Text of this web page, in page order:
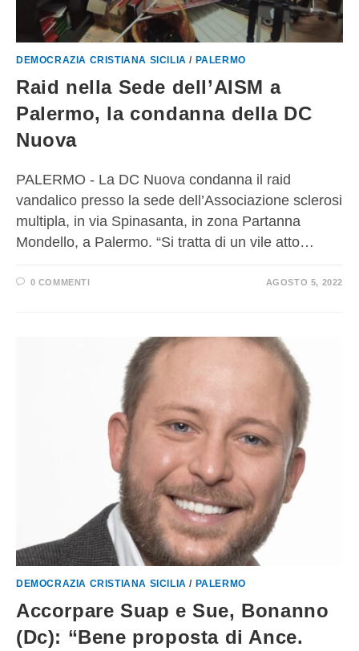
DEMOCRAZIA CRISTIANA SICILIA / PALERMO
Raid nella Sede dell’AISM a
Palermo, la condanna della DC
Nuova
PALERMO - La DC Nuova condanna il raid
vandalico presso la sede dell’Associazione sclerosi
multipla, in via Spinasanta, in zona Partanna
Mondello, a Palermo. “Si tratta di un vile atto…
0 COMMENTI AGOSTO 5, 2022
DEMOCRAZIA CRISTIANA SICILIA / PALERMO
Accorpare Suap e Sue, Bonanno
(Dc): “Bene proposta di Ance.